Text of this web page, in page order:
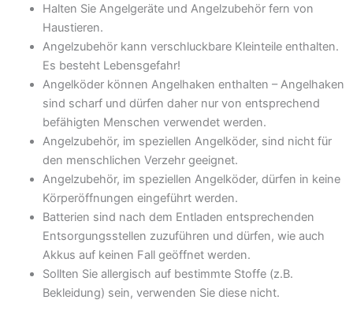
Halten Sie Angelgeräte und Angelzubehör fern von
Haustieren.
Angelzubehör kann verschluckbare Kleinteile enthalten.
Es besteht Lebensgefahr!
Angelköder können Angelhaken enthalten – Angelhaken
sind scharf und dürfen daher nur von entsprechend
befähigten Menschen verwendet werden.
Angelzubehör, im speziellen Angelköder, sind nicht für
den menschlichen Verzehr geeignet.
Angelzubehör, im speziellen Angelköder, dürfen in keine
Körperöffnungen eingeführt werden.
Batterien sind nach dem Entladen entsprechenden
Entsorgungsstellen zuzuführen und dürfen, wie auch
Akkus auf keinen Fall geöffnet werden.
Sollten Sie allergisch auf bestimmte Stoffe (z.B.
Bekleidung) sein, verwenden Sie diese nicht.